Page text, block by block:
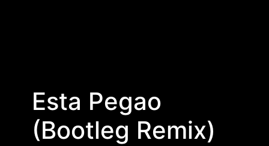
Esta Pegao
(Bootleg Remix)